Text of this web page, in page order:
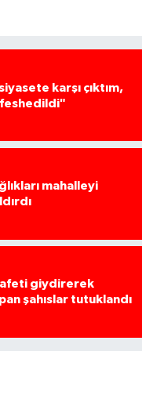
karşı çıktım,
mahalleyi
giydirerek
şahıslar tutuklandı